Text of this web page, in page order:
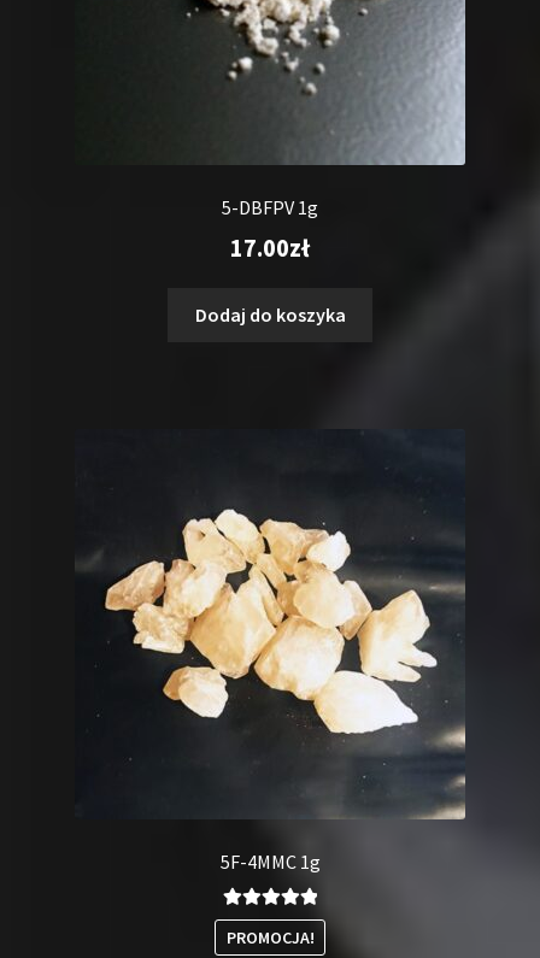
5-DBFPV 1g
17.00zł
Dodaj do koszyka
5F-4MMC 1g
Oceniono
5.00na 5
PROMOCJA!